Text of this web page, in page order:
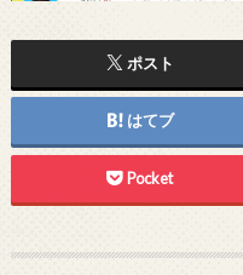
ポスト
はてブ
Pocket